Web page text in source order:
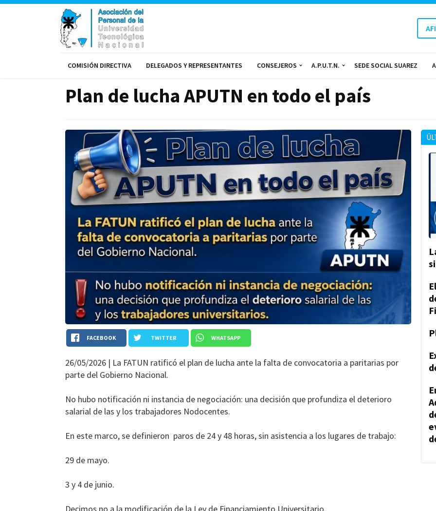
COMISIÓN DIRECTIVA DELEGADOS Y REPRESENTANTES CONSEJEROS A.P.U.T.N. SEDE SOCIAL SUAREZ
Plan de lucha APUTN en todo el país
FACEBOOK TWITTER WHATSAPP
26/05/2026 | La FATUN ratificó el plan de lucha ante la falta de convocatoria a paritarias por
parte del Gobierno Nacional.
No hubo notificación ni instancia de negociación: una decisión que profundiza el deterioro
salarial de las y los trabajadores Nodocentes.
En este marco, se definieron paros de 24 y 48 horas, sin asistencia a los lugares de trabajo:
29 de mayo.
3 y 4 de junio.